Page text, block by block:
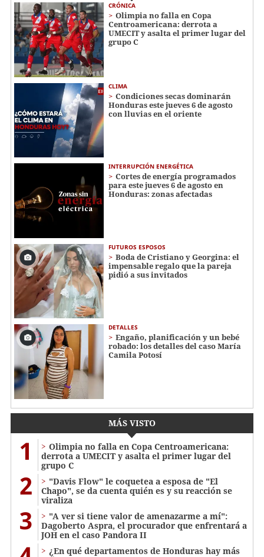
CRÓNICA
Olimpia no falla en Copa
Centroamericana: derrota a
UMECIT y asalta el primer lugar del
grupo C
CLIMA
Condiciones secas dominarán
Honduras este jueves 6 de agosto
con lluvias en el oriente
INTERRUPCIÓN ENERGÉTICA
Cortes de energía programados
para este jueves 6 de agosto en
Honduras: zonas afectadas
FUTUROS ESPOSOS
Boda de Cristiano y Georgina: el
impensable regalo que la pareja
pidió a sus invitados
DETALLES
Engaño, planificación y un bebé
robado: los detalles del caso María
Camila Potosí
MÁS VISTO
1
Olimpia no falla en Copa Centroamericana:
derrota a UMECIT y asalta el primer lugar del
grupo C
2
"Davis Flow" le coquetea a esposa de "El
Chapo", se da cuenta quién es y su reacción se
viraliza
3
"A ver si tiene valor de amenazarme a mí":
Dagoberto Aspra, el procurador que enfrentará a
JOH en el caso Pandora II
¿En qué departamentos de Honduras hay más